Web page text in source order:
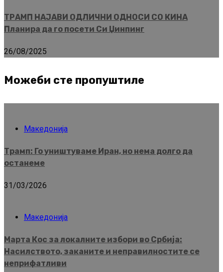
ТРАМП НАЈАВИ ОДЛИЧНИ ОДНОСИ СО КИНА
Планира да го посети Си Џинпинг
26/08/2025
Можеби сте пропуштиле
Македонија
Трамп: Го уништуваме Иран, но нема долго да
останеме
31/03/2026
Македонија
Марта Кос за локалните избори во Србија:
Насилството, заканите и неправилностите се
неприфатливи